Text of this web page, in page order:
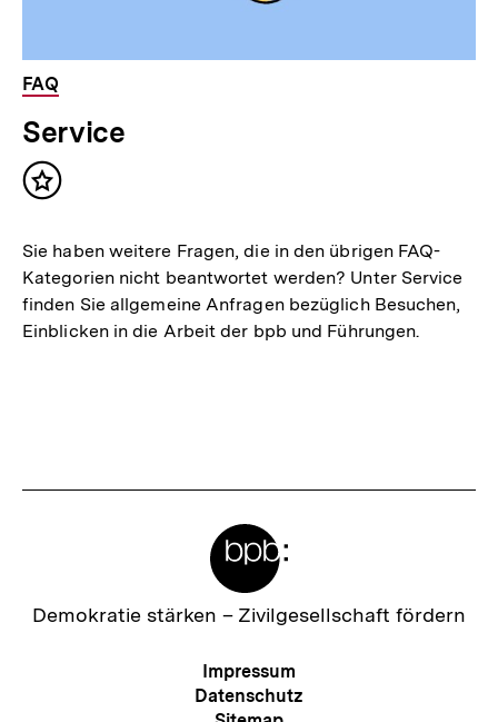
FAQ
Service
Inhalt
Sie haben weitere Fragen, die in den übrigen FAQ-
Kategorien nicht beantwortet werden? Unter Service
finden Sie allgemeine Anfragen bezüglich Besuchen,
Einblicken in die Arbeit der bpb und Führungen.
Zur
Demokratie stärken – Zivilgesellschaft fördern
Meta-
Navigation
Impressum
Datenschutz